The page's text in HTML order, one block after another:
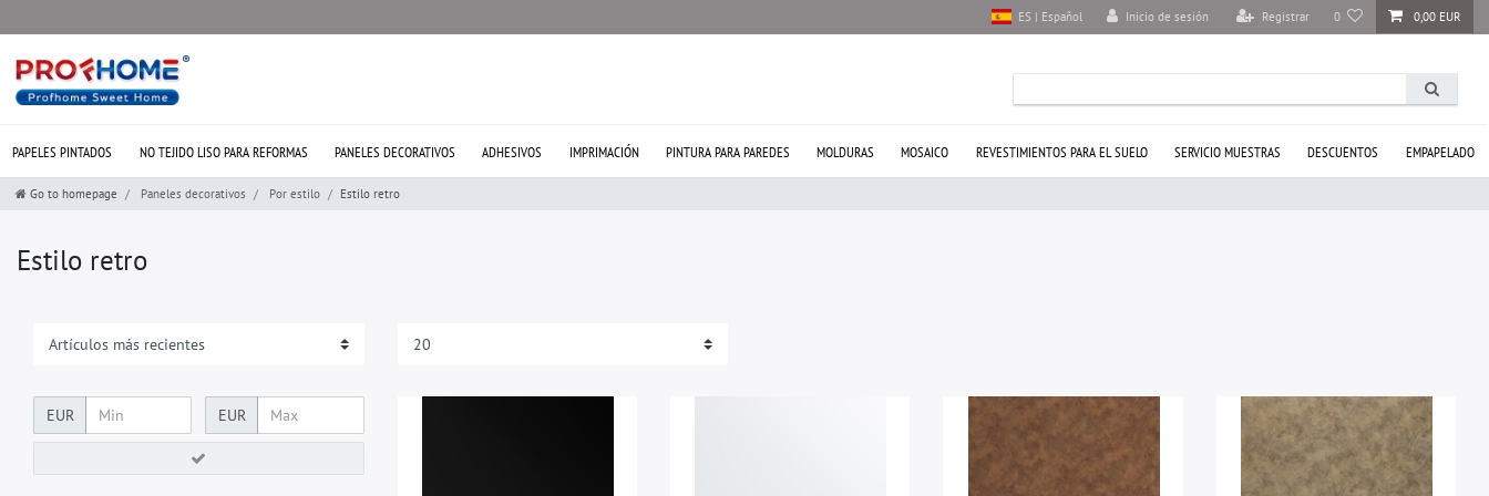
Inicio de sesión Registrar 0 0,00 EUR
ES | Español
PAPELES PINTADOS NO TEJIDO LISO PARA REFORMAS PANELES DECORATIVOS ADHESIVOS IMPRIMACIÓN PINTURA PARA PAREDES MOLDURAS MOSAICO REVESTIMIENTOS PARA EL SUELO SERVICIO MUESTRAS DESCUENTOS EMPAPELADO
Go to homepage Paneles decorativos Por estilo Estilo retro
Estilo retro
EUR EUR